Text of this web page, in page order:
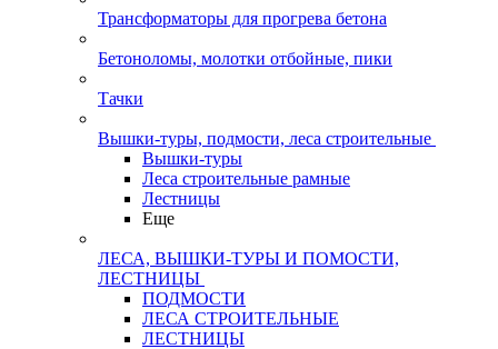
Трансформаторы для прогрева бетона
Бетоноломы, молотки отбойные, пики
Тачки
Вышки-туры, подмости, леса строительные
Вышки-туры
Леса строительные рамные
Лестницы
Еще
ЛЕСА, ВЫШКИ-ТУРЫ И ПОМОСТИ,
ЛЕСТНИЦЫ
ПОДМОСТИ
ЛЕСА СТРОИТЕЛЬНЫЕ
ЛЕСТНИЦЫ